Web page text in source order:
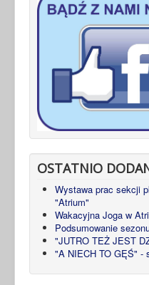
OSTATNIO
Wystawa prac sekcji
"Atrium"
Wakacyjna Joga w
Podsumowanie
"JUTRO TEŻ JEST
"A NIECH TO GĘŚ" -